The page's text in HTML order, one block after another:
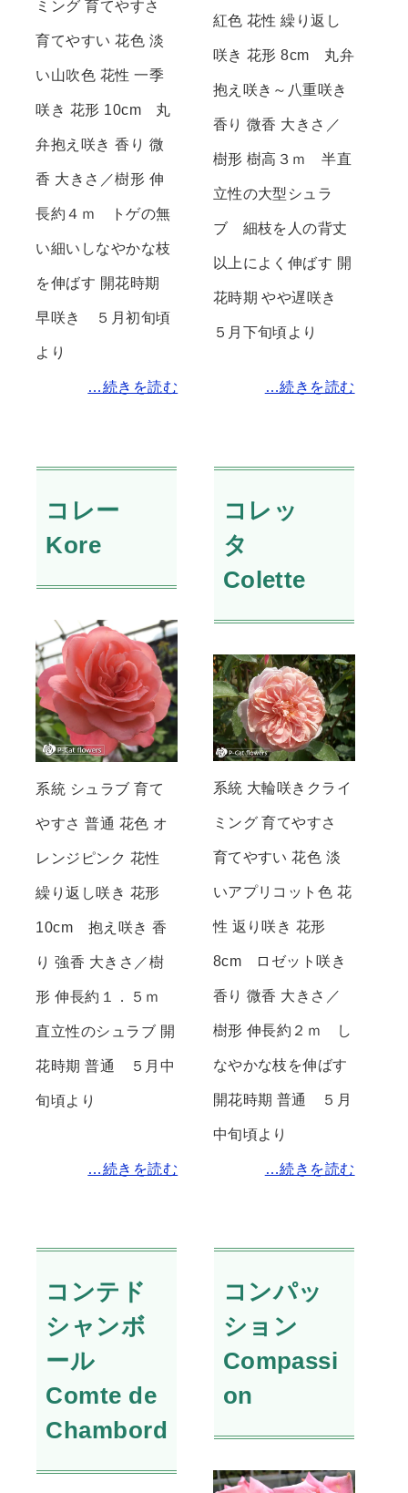
ミング 育てやすさ
育てやすい 花色 淡
い山吹色 花性 一季
咲き 花形 10cm 丸
弁抱え咲き 香り 微
香 大きさ／樹形 伸
長約４ｍ トゲの無
い細いしなやかな枝
を伸ばす 開花時期
早咲き ５月初旬頃
より
…続きを読む
紅色 花性 繰り返し
咲き 花形 8cm 丸弁
抱え咲き～八重咲き
香り 微香 大きさ／
樹形 樹高３ｍ 半直
立性の大型シュラ
ブ 細枝を人の背丈
以上によく伸ばす 開
花時期 やや遅咲き
５月下旬頃より
…続きを読む
コレー
Kore
系統 シュラブ 育て
やすさ 普通 花色 オ
レンジピンク 花性
繰り返し咲き 花形
10cm 抱え咲き 香
り 強香 大きさ／樹
形 伸長約１．５ｍ
直立性のシュラブ 開
花時期 普通 ５月中
旬頃より
…続きを読む
コレッ
タ
Colette
系統 大輪咲きクライ
ミング 育てやすさ
育てやすい 花色 淡
いアプリコット色 花
性 返り咲き 花形
8cm ロゼット咲き
香り 微香 大きさ／
樹形 伸長約２ｍ し
なやかな枝を伸ばす
開花時期 普通 ５月
中旬頃より
…続きを読む
コンテド
シャンボ
ール
Comte de
Chambord
コンパッ
ション
Compassi
on